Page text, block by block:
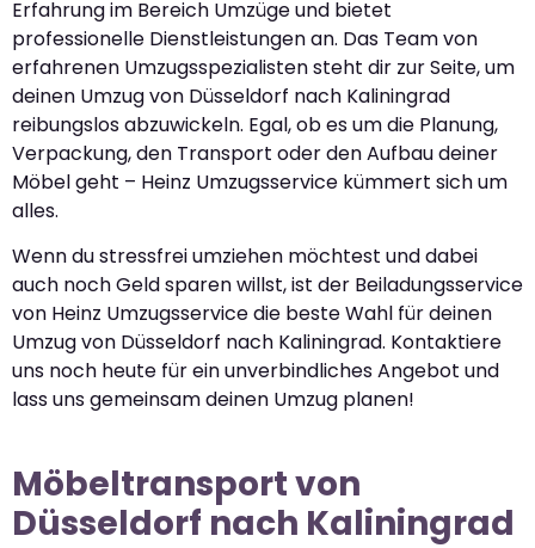
Erfahrung im Bereich Umzüge und bietet
professionelle Dienstleistungen an. Das Team von
erfahrenen Umzugsspezialisten steht dir zur Seite, um
deinen Umzug von Düsseldorf nach Kaliningrad
reibungslos abzuwickeln. Egal, ob es um die Planung,
Verpackung, den Transport oder den Aufbau deiner
Möbel geht – Heinz Umzugsservice kümmert sich um
alles.
Wenn du stressfrei umziehen möchtest und dabei
auch noch Geld sparen willst, ist der Beiladungsservice
von Heinz Umzugsservice die beste Wahl für deinen
Umzug von Düsseldorf nach Kaliningrad. Kontaktiere
uns noch heute für ein unverbindliches Angebot und
lass uns gemeinsam deinen Umzug planen!
Möbeltransport von
Düsseldorf nach Kaliningrad